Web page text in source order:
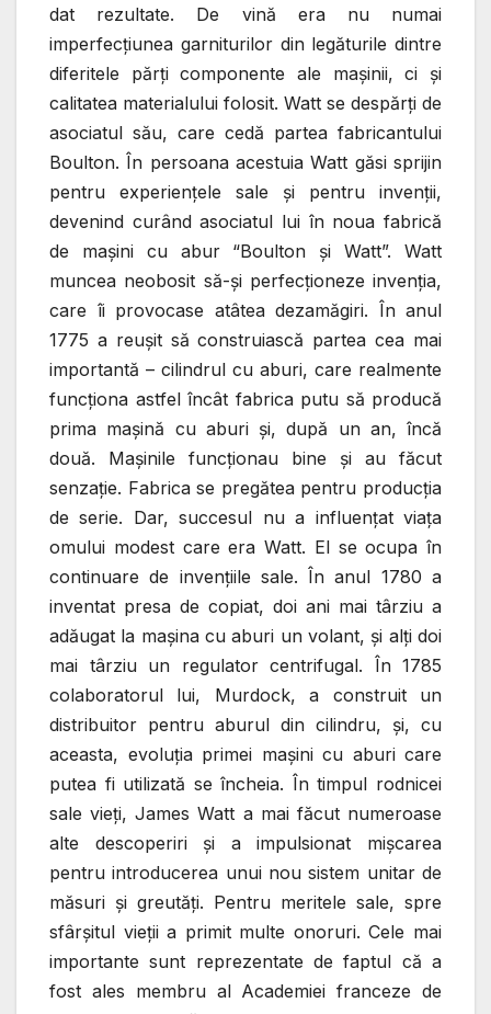
dat rezultate. De vină era nu numai
imperfecţiunea garniturilor din legăturile dintre
diferitele părţi componente ale maşinii, ci şi
calitatea materialului folosit. Watt se despărţi de
asociatul său, care cedă partea fabricantului
Boulton. În persoana acestuia Watt găsi sprijin
pentru experienţele sale şi pentru invenţii,
devenind curând asociatul lui în noua fabrică
de maşini cu abur “Boulton şi Watt”. Watt
muncea neobosit să-şi perfecţioneze invenţia,
care îi provocase atâtea dezamăgiri. În anul
1775 a reuşit să construiască partea cea mai
importantă – cilindrul cu aburi, care realmente
funcţiona astfel încât fabrica putu să producă
prima maşină cu aburi şi, după un an, încă
două. Maşinile funcţionau bine şi au făcut
senzaţie. Fabrica se pregătea pentru producţia
de serie. Dar, succesul nu a influenţat viaţa
omului modest care era Watt. El se ocupa în
continuare de invenţiile sale. În anul 1780 a
inventat presa de copiat, doi ani mai târziu a
adăugat la maşina cu aburi un volant, şi alţi doi
mai târziu un regulator centrifugal. În 1785
colaboratorul lui, Murdock, a construit un
distribuitor pentru aburul din cilindru, şi, cu
aceasta, evoluţia primei maşini cu aburi care
putea fi utilizată se încheia. În timpul rodnicei
sale vieţi, James Watt a mai făcut numeroase
alte descoperiri şi a impulsionat mişcarea
pentru introducerea unui nou sistem unitar de
măsuri şi greutăţi. Pentru meritele sale, spre
sfârşitul vieţii a primit multe onoruri. Cele mai
importante sunt reprezentate de faptul că a
fost ales membru al Academiei franceze de